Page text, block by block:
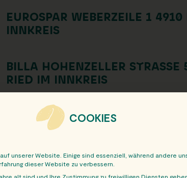
EUROSPAR WEBERZEILE 1 4910
INNKREIS
BILLA HOHENZELLER STRASSE 5
IED IM INNKREIS
COOKIES
unserer Website. Einige sind essenziell, während andere
dieser Website zu verbessern.
alt sind und Ihre Zustimmung zu freiwilligen Diensten